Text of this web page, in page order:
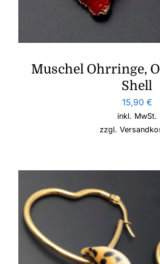
Muschel Ohrringe,
Shell
15,90 €
inkl. MwSt.
zzgl.